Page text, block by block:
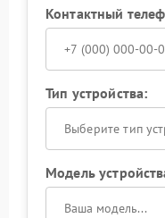
Контактный
Тип устройства:
Выберите тип
Модель